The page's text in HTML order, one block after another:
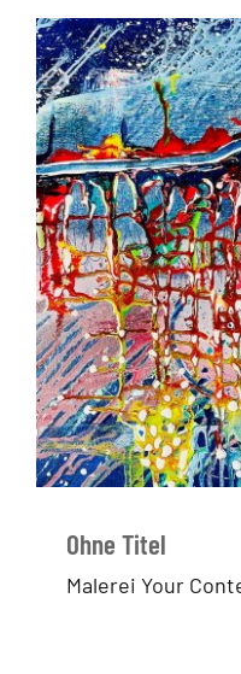
Ohne Titel
Malerei Your